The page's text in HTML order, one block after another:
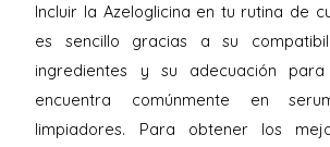
Incluir la Azeloglicina en tu rutina de
es sencillo gracias a su
ingredientes y su adecuación
encuentra comúnmente en
limpiadores. Para obtener los